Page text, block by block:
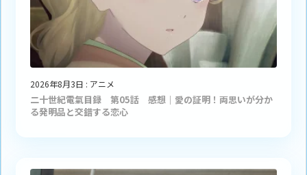
2026年8月3日 : アニメ
二十世紀電氣目録 第05話 感想｜愛の証明！両思いが分か
る発明品と交錯する恋心